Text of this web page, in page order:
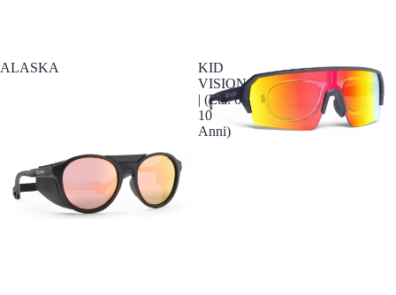
ALASKA
KID
VISION
| (Età: 6-
10
Anni)